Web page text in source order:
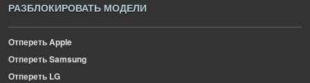
РАЗБЛОКИРОВАТЬ МОДЕЛИ
Отпереть Apple
Отпереть Samsung
Отпереть LG